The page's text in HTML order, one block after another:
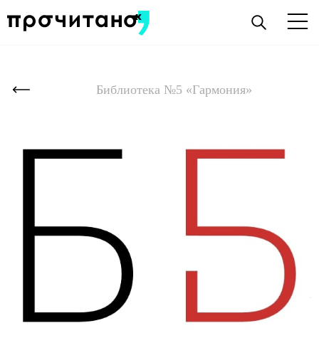
Библиотека №5 «Гармония»